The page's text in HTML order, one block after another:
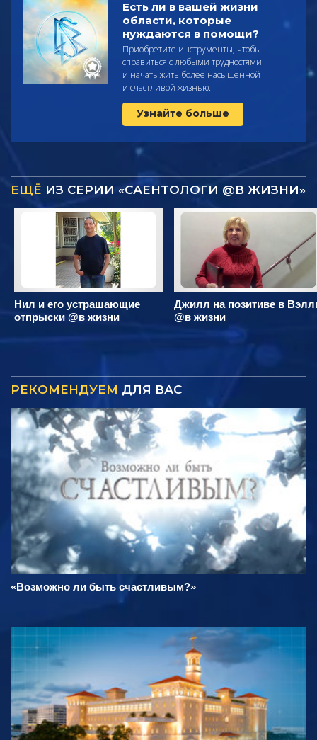
Есть ли в вашей жизни
области, которые
нуждаются в помощи?
Приобретите инструменты, чтобы
справиться с любыми трудностями
и начать жить более насыщенной
и счастливой жизнью.
Узнайте больше
ЕЩЁ ИЗ СЕРИИ «САЕНТОЛОГИ @В ЖИЗНИ»
Нил и его устрашающие
отпрыски @в жизни
Джилл на позитиве в
@в жизни
РЕКОМЕНДУЕМ ДЛЯ ВАС
«Возможно ли быть счастливым?»